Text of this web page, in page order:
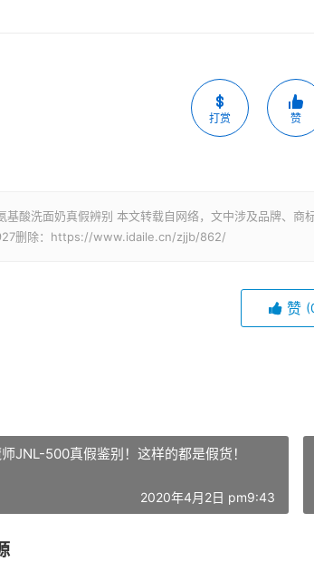
打赏 赞
基酸洗面奶真假辨别 本文转载自网络，文中涉及品牌、
删除：https://www.idaile.cn/zjjb/862/
赞
JNL-500真假鉴别！这样的都是假货！
2020年4月2日 pm9:43